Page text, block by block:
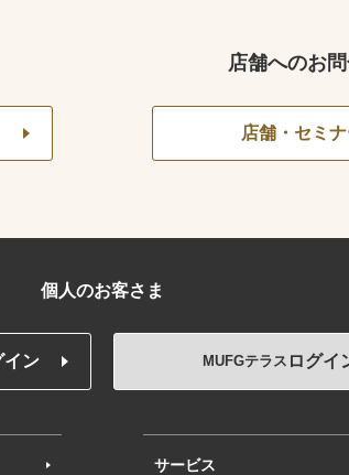
店舗へのお
店舗・セミ
個人のお客さま
イン MUFGテラス ログイ
サービス